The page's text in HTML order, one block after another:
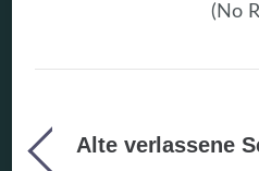
(No
Alte verlassene